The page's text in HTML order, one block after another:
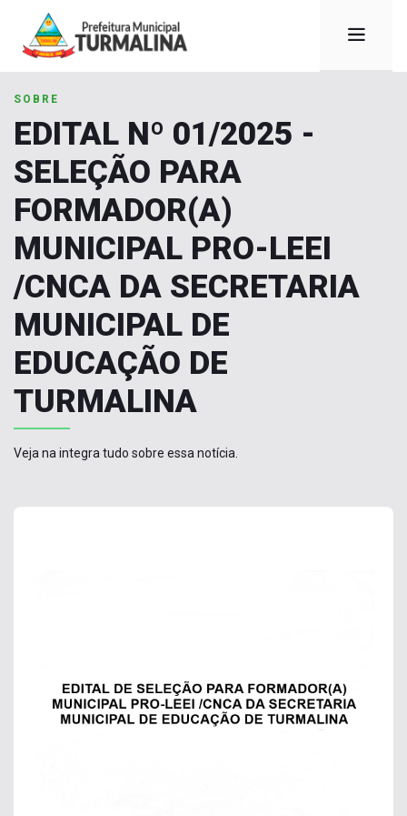
SOBRE
EDITAL Nº 01/2025 -
SELEÇÃO PARA
FORMADOR(A)
MUNICIPAL PRO-LEEI
/CNCA DA SECRETARIA
MUNICIPAL DE
EDUCAÇÃO DE
TURMALINA
Veja na integra tudo sobre essa notícia.